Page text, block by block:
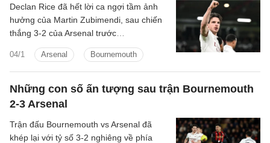
anh có thể chơi đúng nhịp quen thuộc.
Nhưng bóng vừa lăn thì mọi sự dè dặt lập
tức bị xóa sạch.
04/1 Arsenal Bournemouth
Declan Rice đã hết lời ca ngợi tầm ảnh
hưởng của Martin Zubimendi, sau chiến
thắng 3-2 của Arsenal trước
Bournemouth.
Những con số ấn tượng sau trận Bournemouth
2-3 Arsenal
Trận đấu Bournemouth vs Arsenal đã
khép lại với tỷ số 3-2 nghiêng về phía